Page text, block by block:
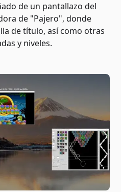
de un pantallazo del
de "Pajero", donde
de título, así como otras
y niveles.